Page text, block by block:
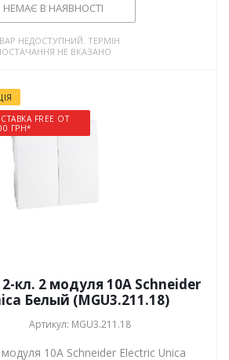
НЕМАЄ В НАЯВНОСТІ
НЕДОСТУПНИЙ. ТЕРМІН
НЕ ВКАЗАНО
FREE ОТ
ГРН*
кл. 2 модуля 10А Schneider
Белый (MGU3.211.18)
Артикул: MGU3.211.18
10А Schneider Electric Unica